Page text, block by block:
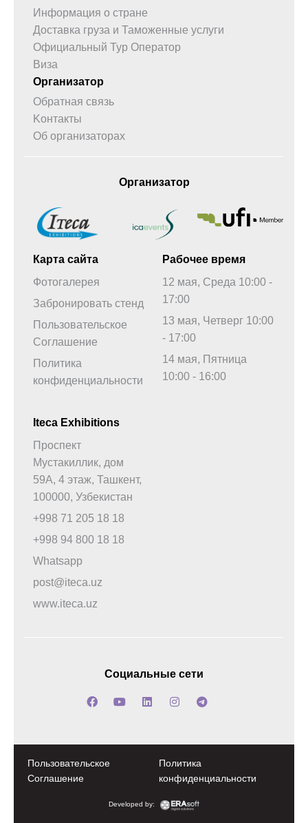
Информация о стране
Доставка груза и Таможенные услуги
Официальный Тур Оператор
Виза
Организатор
Обратная связь
Kонтакты
Об организаторах
Организатор
Карта сайта
Фотогалерея
Забронировать стенд
Пользовательское
Соглашение
Политика
конфиденциальности
Рабочее время
12 мая, Среда 10:00 -
17:00
13 мая, Четверг 10:00
- 17:00
14 мая, Пятница
10:00 - 16:00
Iteca Exhibitions
Проспект
Мустакиллик, дом
59А, 4 этаж, Ташкент,
100000, Узбекистан
+998 71 205 18 18
+998 94 800 18 18
Whatsapp
post@iteca.uz
www.iteca.uz
Социальные сети
Developed by:
Пользовательское
Соглашение
Политика
конфиденциальности